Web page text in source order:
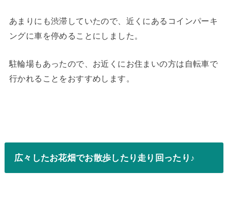
あまりにも渋滞していたので、近くにあるコインパーキ
ングに車を停めることにしました。
駐輪場もあったので、お近くにお住まいの方は自転車で
行かれることをおすすめします。
広々したお花畑でお散歩したり走り回ったり♪